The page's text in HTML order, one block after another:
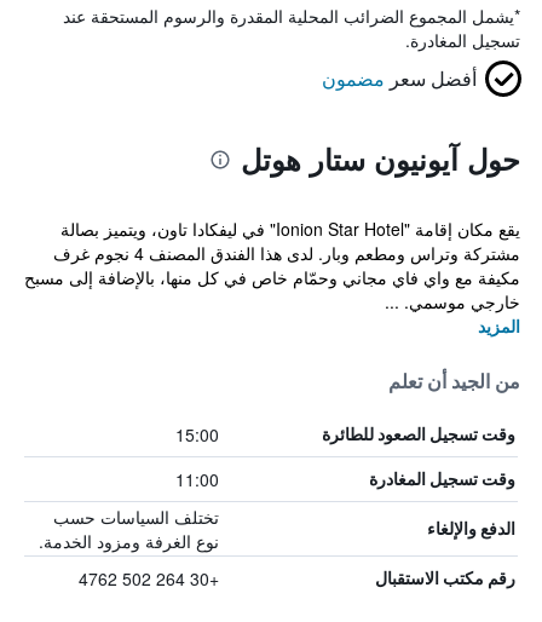
*يشمل المجموع الضرائب المحلية المقدرة والرسوم المستحقة عند
تسجيل المغادرة.
أفضل سعر مضمون
حول آيونيون ستار هوتل
يقع مكان إقامة "Ionion Star Hotel" في ليفكادا تاون، ويتميز بصالة
مشتركة وتراس ومطعم وبار. لدى هذا الفندق المصنف 4 نجوم غرف
مكيفة مع واي فاي مجاني وحمّام خاص في كل منها، بالإضافة إلى مسبح
خارجي موسمي. ...
المزيد
من الجيد أن تعلم
وقت تسجيل الصعود للطائرة 15:00
وقت تسجيل المغادرة 11:00
الدفع والإلغاء
تختلف السياسات حسب
نوع الغرفة ومزود الخدمة.
رقم مكتب الاستقبال +30 264 502 4762